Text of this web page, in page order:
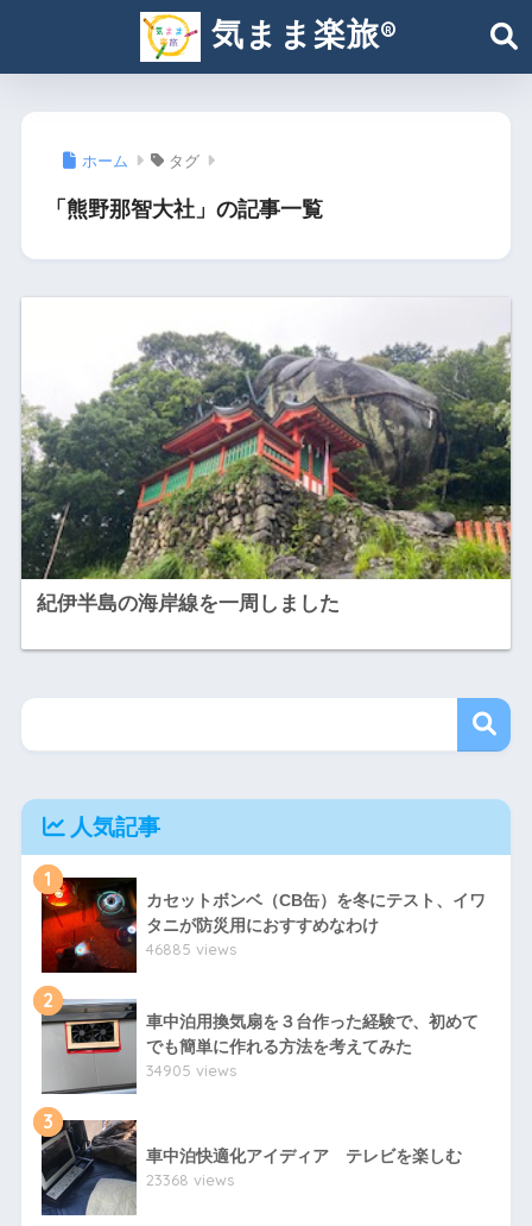
気まま楽旅®︎
ホーム タグ
「熊野那智大社」の記事一覧
紀伊半島の海岸線を一周しました
人気記事
1
カセットボンベ（CB缶）を冬にテスト、イワ
タニが防災用におすすめなわけ
46885 views
2
車中泊用換気扇を３台作った経験で、初めて
でも簡単に作れる方法を考えてみた
34905 views
3
車中泊快適化アイディア テレビを楽しむ
23368 views